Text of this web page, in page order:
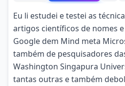
Eu li estudei e testei as
artigos científicos de nomes
Google dem Mind meta
também de pesquisadores
Washington Singapura
tantas outras e também